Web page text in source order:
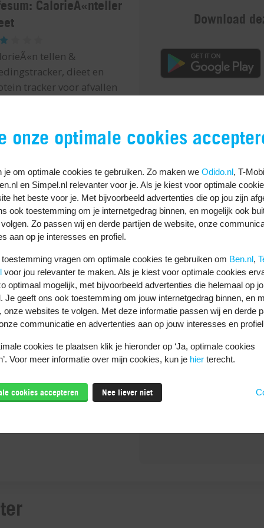
CalorieÃ«nteller
tellen &
dieet en
tracker voor afvallen
Download
en calorieënteller. Je kunt de voedingstracker
Dat kan handmatig, maar ook met de
bij. Of je laat een voedingsplan op maat voor je
kun je in de app bijhouden. Met YAZIO Pro kun je de
tot nog meer functies.
KI KalorienzÃ¤hler
tracken, Abnehmen
ErnÃ¤hrungstagebuch
Download
onze optimale cookies
je om optimale cookies te gebruiken. Zo maken we Odido.nl, T-
en Simpel.nl relevanter voor je. Als je kiest voor optimale
het beste voor je. Met bijvoorbeeld advertenties die op jou zijn
ook toestemming om je internetgedrag binnen, en mogelijk ook
Zo passen wij en derde partijen de website, onze
aan op je interesses en profiel.
vragen om optimale cookies te gebruiken om Ben.nl,
voor jou relevanter te maken. Als je kiest voor optimale cookies
optimaal mogelijk, met bijvoorbeeld advertenties die helemaal op
Je geeft ons ook toestemming om jouw internetgedrag binnen, en
onze websites te volgen. Met deze informatie passen wij en derde
communicatie en advertenties aan op jouw interesses en
cookies te plaatsen klik je hieronder op ‘Ja, optimale cookies
Voor meer informatie over mijn cookies, kun je hier terecht.
cookies accepteren Nee liever niet